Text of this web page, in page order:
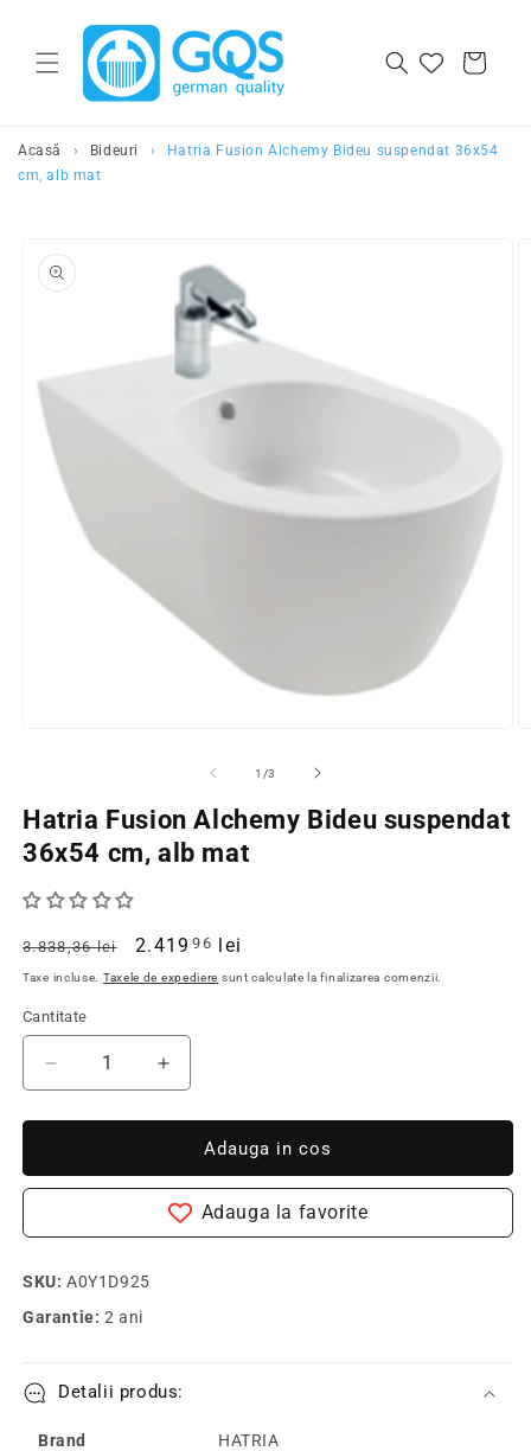
Salt la continut
Cos
Acasă › Bideuri ›
Hatria Fusion Alchemy Bideu suspendat 36x54
cm, alb mat
informatiile
despre produs
intr-
o
fereastra
modala
1 /din
3
Hatria Fusion Alchemy Bideu suspendat
36x54 cm, alb mat
Pret
obisnuit
3.838,36 lei
Pret
redus
2.419 96 lei
Taxe incluse. Taxele de expediere sunt calculate la finalizarea comenzii.
Cantitate
Cantitate
cantitatea
pentru
Fusion
36x54
alb
Creste
cantitatea
pentru
Hatria
Fusion
Alchemy
Bideu
Adauga in cos
Adauga la favorite
SKU:
A0Y1D925
Garantie: 2 ani
Detalii produs:
Brand
HATRIA